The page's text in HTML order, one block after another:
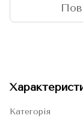
Категорія